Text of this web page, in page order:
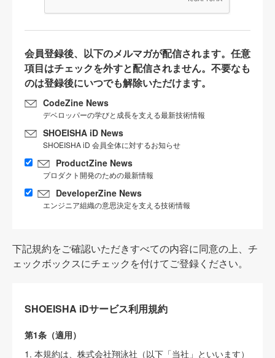
会員登録後、以下のメルマガが配信されます。任意
項目はチェックを外すと配信されません。不要なも
のは登録後にいつでも解除いただけます。
CodeZine News
デベロッパーの学びと成長を支える最新技術情報
SHOEISHA iD News
SHOEISHA iD 会員全体に対するお知らせ
ProductZine News
プロダクト開発のための最新情報
DeveloperZine News
エンジニア組織の意思決定を支える技術情報
下記規約をご確認いただきすべての内容に同意の上、チ
ェックボックスにチェックを付けてご登録ください。
SHOEISHA iDサービス利用規約
第1条（適用）
1. 本規約は、株式会社翔泳社（以下「当社」といいます）